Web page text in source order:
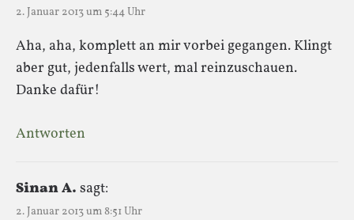
2. Januar 2013 um 5:44 Uhr
Aha, aha, komplett an mir vorbei gegangen. Klingt
aber gut, jedenfalls wert, mal reinzuschauen.
Danke dafür!
Antworten
Sinan A. sagt:
2. Januar 2013 um 8:51 Uhr